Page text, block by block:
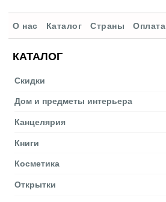
О нас Каталог Страны Оплата
КАТАЛОГ
Скидки
Дом и предметы интерьера
Канцелярия
Книги
Косметика
Открытки